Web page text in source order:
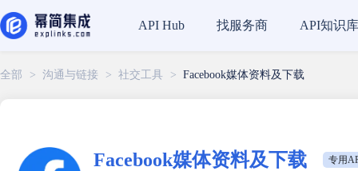
API Hub 找服务商 API知识库
全部 > 沟通与链接 > 社交工具 > Facebook媒体资料及下载
Facebook媒体资料及下载 专用